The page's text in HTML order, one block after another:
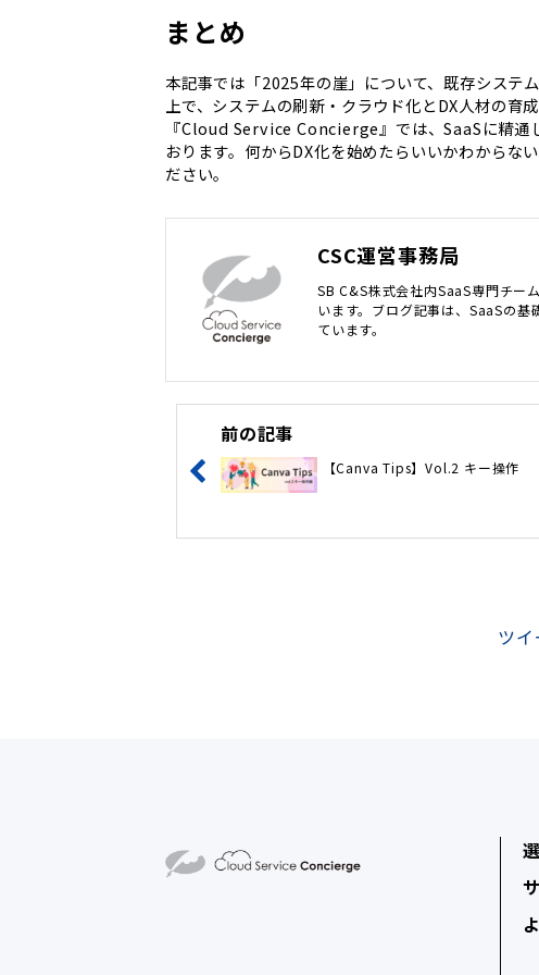
まとめ
本記事では「2025年の崖」について、既存システ
上で、システムの刷新・クラウド化とDX人材の育
『Cloud Service Concierge』では、SaaSに精通
おります。何からDX化を始めたらいいかわからな
ださい。
CSC運営事務局
SB C&S株式会社内SaaS専門チー
います。ブログ記事は、SaaSの
ています。
前の記事
【Canva Tips】Vol.2 キー操作
ツイ